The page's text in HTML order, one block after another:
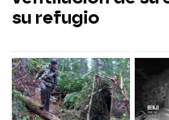
su refugio